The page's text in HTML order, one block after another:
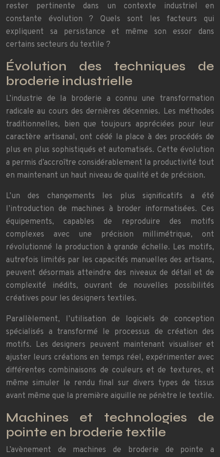
rester pertinente dans un contexte industriel en
constante évolution ? Quels sont les facteurs qui
expliquent sa persistance et même son essor dans
certains secteurs du textile ?
Évolution des techniques de
broderie industrielle
L’industrie de la broderie a connu une transformation
radicale au cours des dernières décennies. Les méthodes
traditionnelles, bien que toujours appréciées pour leur
caractère artisanal, ont cédé la place à des procédés de
plus en plus sophistiqués et automatisés. Cette évolution
a permis d’accroître considérablement la productivité tout
en maintenant un haut niveau de qualité et de précision.
L’un des changements les plus significatifs a été
l’introduction de machines à broder informatisées. Ces
équipements, capables de reproduire des motifs
complexes avec une précision millimétrique, ont
révolutionné la production à grande échelle. Les motifs,
autrefois limités par les capacités manuelles des artisans,
peuvent désormais atteindre des niveaux de détail et de
complexité inédits, ouvrant de nouvelles possibilités
créatives pour les designers textiles.
Parallèlement, l’utilisation de logiciels de conception
spécialisés a transformé le processus de création des
motifs. Les designers peuvent maintenant visualiser et
ajuster leurs créations en temps réel, expérimenter avec
différentes combinaisons de couleurs et de textures, et
même simuler le rendu final sur divers types de tissus
avant même que la première aiguille ne pénètre le textile.
Machines et technologies de
pointe en broderie textile
L’avènement de machines de broderie de pointe a